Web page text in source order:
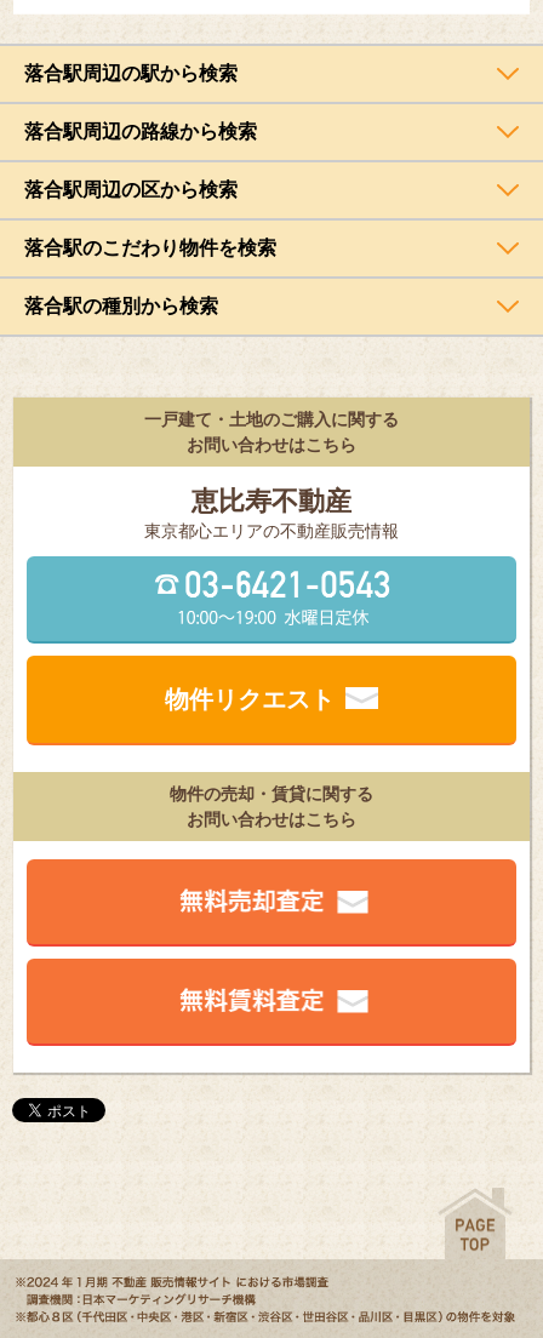
落合駅周辺の駅から検索
落合駅周辺の路線から検索
落合駅周辺の区から検索
落合駅のこだわり物件を検索
落合駅の種別から検索
一戸建て・土地のご購入に関する
お問い合わせはこちら
恵比寿不動産
東京都⼼エリアの不動産販売情報
物件リクエスト
物件の売却・賃貸に関する
お問い合わせはこちら